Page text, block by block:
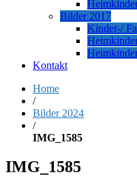
Bilder 2017
Kinder-/
Kontakt
Home
/
Bilder 2024
/
IMG_1585
IMG_1585